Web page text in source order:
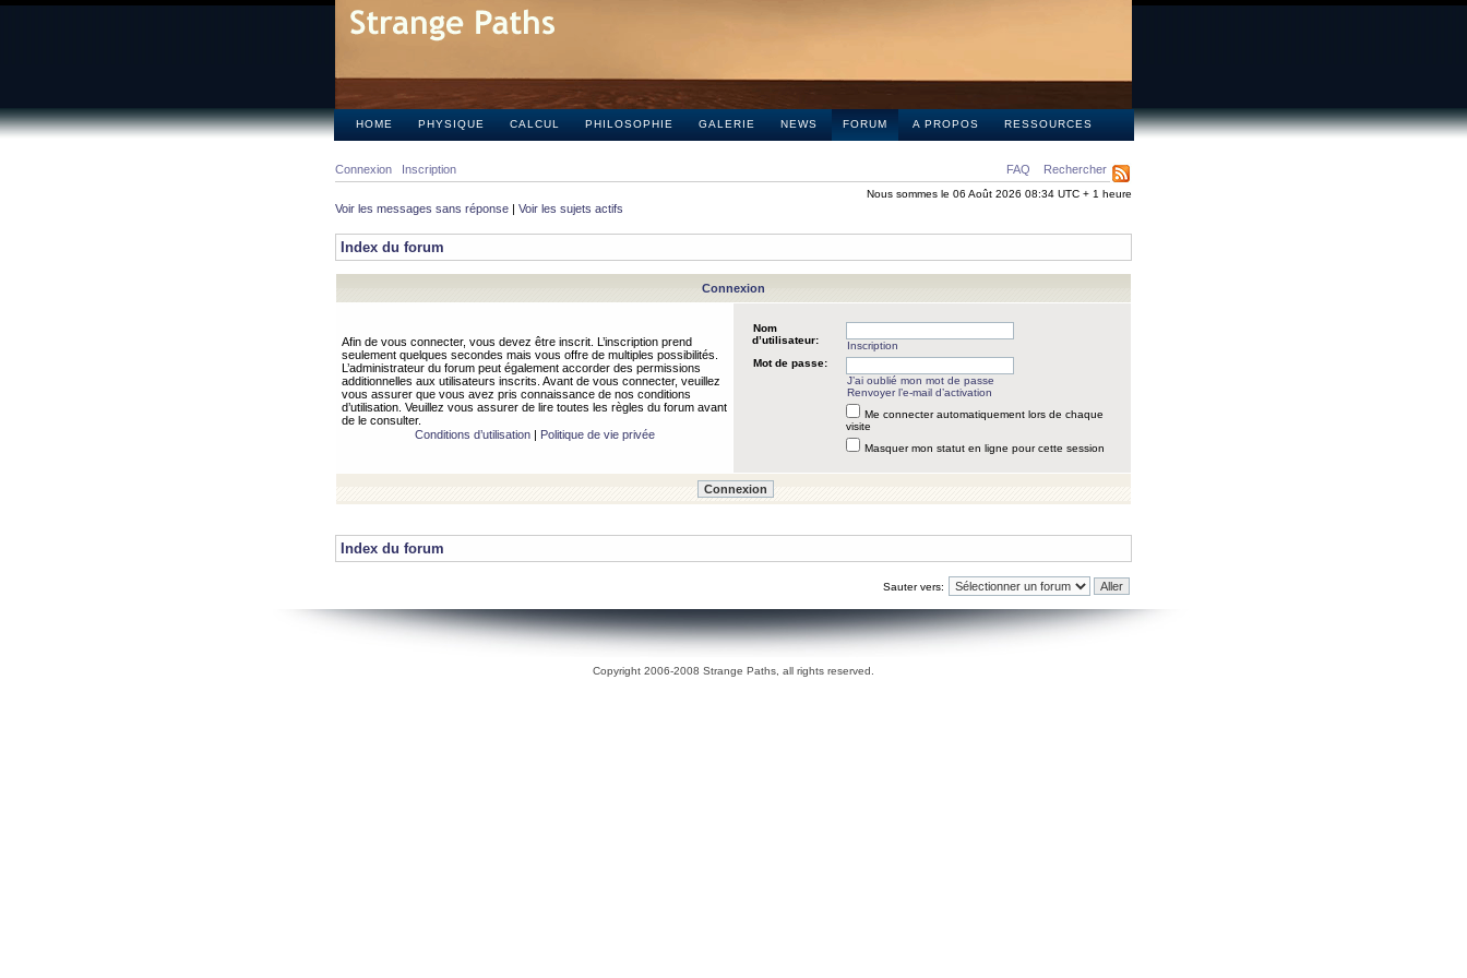
HOME PHYSIQUE CALCUL PHILOSOPHIE GALERIE NEWS FORUM A PROPOS RESSOURCES
FAQ Rechercher
Connexion Inscription
Nous sommes le 06 Août 2026 08:34 UTC + 1 heure
Voir les messages sans réponse | Voir les sujets actifs
Index du forum
Connexion
Afin de vous connecter, vous devez être inscrit. L’inscription prend
seulement quelques secondes mais vous offre de multiples possibilités.
L’administrateur du forum peut également accorder des permissions
additionnelles aux utilisateurs inscrits. Avant de vous connecter, veuillez
vous assurer que vous avez pris connaissance de nos conditions
d’utilisation. Veuillez vous assurer de lire toutes les règles du forum avant
de le consulter.
Conditions d’utilisation| Politique de vie privée
Nom
d’utilisateur:
Inscription
Mot de passe:
J’ai oublié mon mot de passe
Renvoyer l’e-mail d’activation
Me connecter automatiquement lors de chaque
visite
Masquer mon statut en ligne pour cette session
Index du forum
Sauter vers:
Copyright 2006-2008 Strange Paths, all rights reserved.